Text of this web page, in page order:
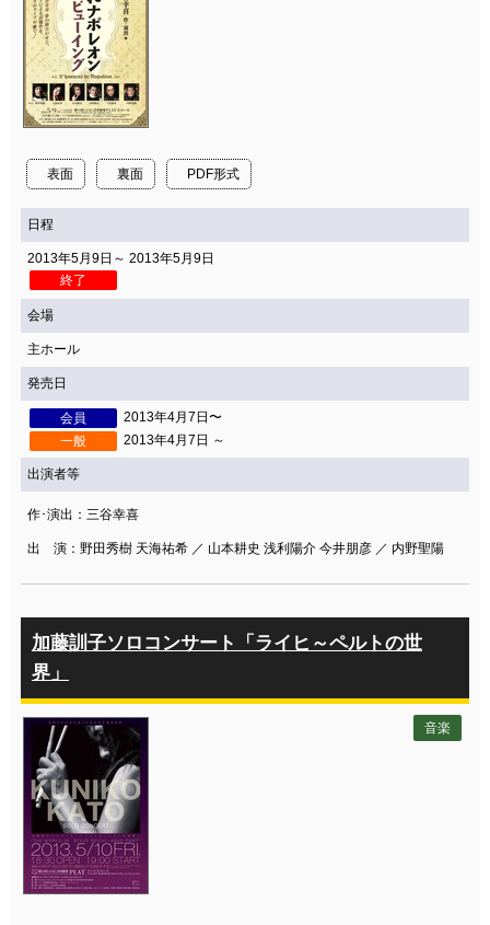
表面 裏面 PDF形式
日程
2013年5月9日～ 2013年5月9日
終了
会場
主ホール
発売日
会員
2013年4月7日〜
一般
2013年4月7日 ～
出演者等
作･演出：三谷幸喜
出 演：野田秀樹 天海祐希 ／ 山本耕史 浅利陽介 今井朋彦 ／ 内野聖陽
加藤訓子ソロコンサート「ライヒ～ペルトの世
界」
音楽